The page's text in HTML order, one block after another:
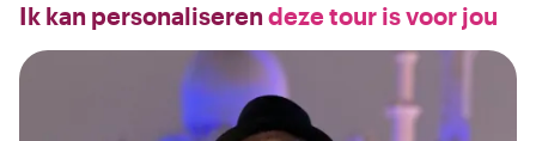
Ik kan personaliseren deze tour is voor jou